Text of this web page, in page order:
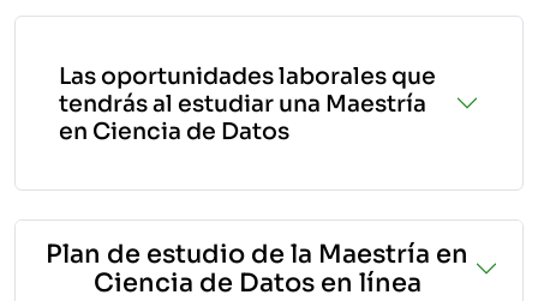
Las oportunidades laborales que
tendrás al estudiar una Maestría
en Ciencia de Datos
Plan de estudio de la Maestría en
Ciencia de Datos en línea